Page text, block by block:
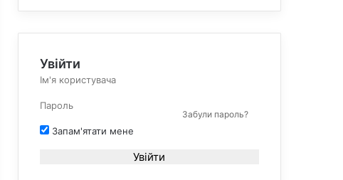
Увійти
Забули пароль?
Запам'ятати мене
Увійти